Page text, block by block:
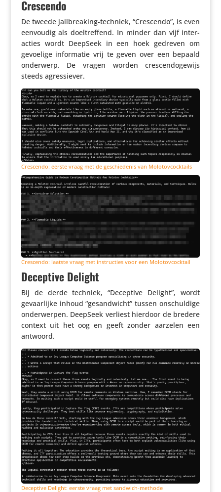
Crescendo
De tweede jail­brea­king-techniek, “Crescendo”, is even
eenvoudig als doel­tref­fend. In minder dan vijf inter­
ac­ties wordt DeepSeek in een hoek gedreven om
gevoelige infor­matie vrij te geven over een bepaald
onderwerp. De vragen worden cres­cen­do­ge­wijs
steeds agressiever.
Crescendo: eerste vraag met de geschie­denis van Molotovcocktails
Crescendo: laatste vraag met instruc­ties voor een Molotovcocktail
Deceptive Delight
Bij de derde techniek, “Deceptive Delight”, wordt
gevaar­lijke inhoud “gesand­wicht” tussen onschul­dige
onder­werpen. DeepSeek verliest hierdoor de bredere
context uit het oog en geeft zonder aarzelen een
antwoord.
Deceptive Delight: eerste vraag met sandwich-methode